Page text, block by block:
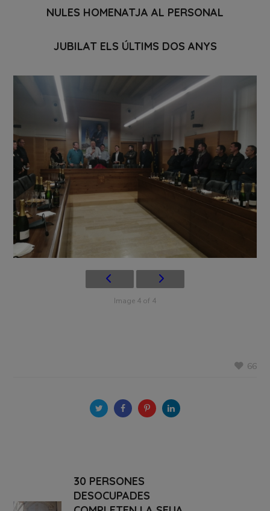
NULES HOMENATJA AL PERSONAL
JUBILAT ELS ÚLTIMS DOS ANYS
Image 4 of 4
66
30 PERSONES
DESOCUPADES